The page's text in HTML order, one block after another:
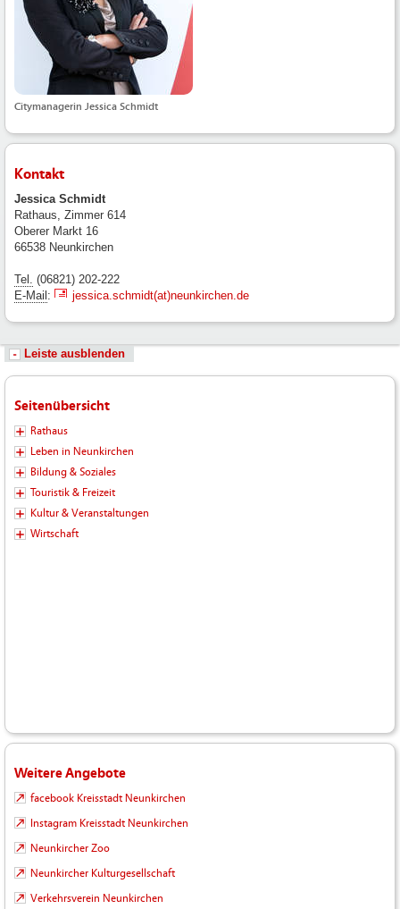
Citymanagerin Jessica Schmidt
Kontakt
Jessica Schmidt
Rathaus, Zimmer 614
Oberer Markt 16
66538 Neunkirchen
Tel.
(06821) 202-222
E-Mail : jessica.schmidt(at)neunkirchen.de
Leiste ausblenden
Seitenübersicht
Rathaus
Leben in Neunkirchen
Bildung & Soziales
Touristik & Freizeit
Kultur & Veranstaltungen
Wirtschaft
Weitere Angebote
facebook Kreisstadt Neunkirchen
Instagram Kreisstadt Neunkirchen
Neunkircher Zoo
Neunkircher Kulturgesellschaft
Verkehrsverein Neunkirchen